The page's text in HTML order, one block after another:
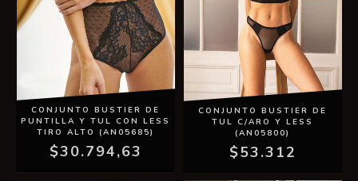
CONJUNTO BUSTIER DE
PUNTILLA Y TUL CON LESS
TIRO ALTO (AN05685)
$30.794,63
CONJUNTO BUSTIER DE
TUL C/ARO Y LESS
(AN05800)
$53.312